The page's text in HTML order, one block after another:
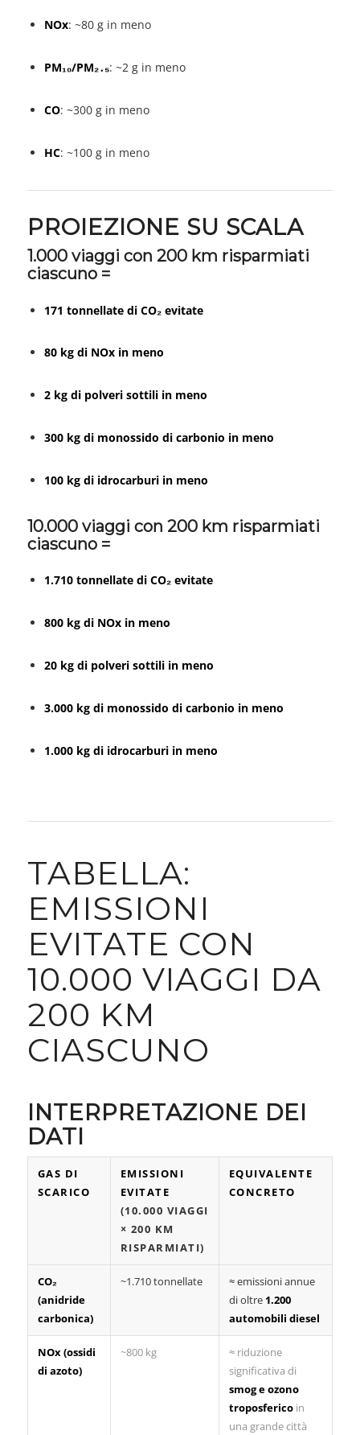
NOx: ~80 g in meno
PM₁₀/PM₂․₅: ~2 g in meno
CO: ~300 g in meno
HC: ~100 g in meno
PROIEZIONE SU SCALA
1.000 viaggi con 200 km risparmiati
ciascuno =
171 tonnellate di CO₂ evitate
80 kg di NOx in meno
2 kg di polveri sottili in meno
300 kg di monossido di carbonio in meno
100 kg di idrocarburi in meno
10.000 viaggi con 200 km risparmiati
ciascuno =
1.710 tonnellate di CO₂ evitate
800 kg di NOx in meno
20 kg di polveri sottili in meno
3.000 kg di monossido di carbonio in meno
1.000 kg di idrocarburi in meno
TABELLA:
EMISSIONI
EVITATE CON
10.000 VIAGGI DA
200 KM
CIASCUNO
INTERPRETAZIONE DEI
DATI
GAS DI
SCARICO
EMISSIONI
EVITATE
(10.000 VIAGGI
× 200 KM
RISPARMIATI)
EQUIVALENTE
CONCRETO
CO₂
(anidride
carbonica)
~1.710 tonnellate
≈ emissioni annue
di oltre 1.200
automobili diesel
NOx (ossidi
di azoto)
~800 kg
≈ riduzione
significativa di
smog e ozono
troposfericoin
una grande città